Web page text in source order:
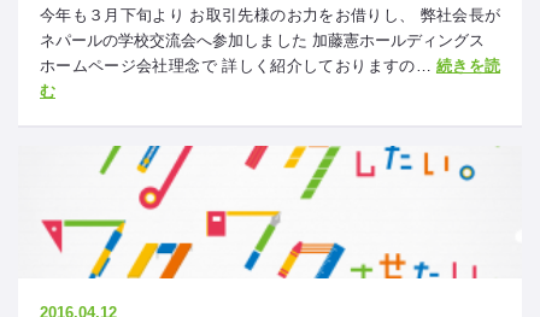
今年も３月下旬より お取引先様のお力をお借りし、 弊社会長が
ネパールの学校交流会へ参加しました 加藤憲ホールディングス
ホームページ会社理念で 詳しく紹介しておりますの… 続きを読
む
2016.04.12